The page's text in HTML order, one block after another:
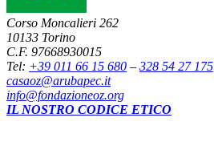
Corso Moncalieri 262
10133 Torino
C.F. 97668930015
Tel: +39 011 66 15 680 – 328 54 27 175
casaoz@arubapec.it
info@fondazioneoz.org
IL NOSTRO CODICE ETICO